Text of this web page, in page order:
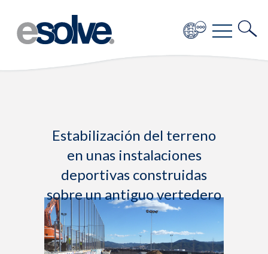
Estabilización del terreno
en unas instalaciones
deportivas construidas
sobre un antiguo vertedero